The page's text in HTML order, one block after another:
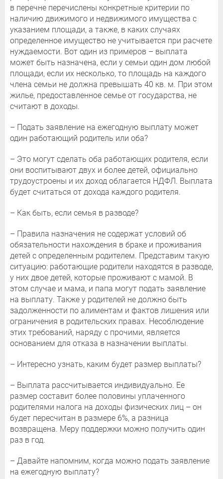
в перечне перечислены конкретные критерии по
наличию движимого и недвижимого имущества с
указанием площади, а также, в каких случаях
определенное имущество не учитывается при расчете
нуждаемости. Вот один из примеров – выплата
может быть назначена, если у семьи один дом любой
площади, если их несколько, то площадь на каждого
члена семьи не должна превышать 40 кв. м. При этом
жилье, предоставленное семье от государства, не
считают в доходы.
– Подать заявление на ежегодную выплату может
один работающий родитель или оба?
– Это могут сделать оба работающих родителя, если
они воспитывают двух и более детей, официально
трудоустроены и их доход облагается НДФЛ. Выплата
будет считаться от дохода каждого родителя.
– Как быть, если семья в разводе?
– Правила назначения не содержат условий об
обязательности нахождения в браке и проживания
детей с определенным родителем. Представим такую
ситуацию: работающие родители находятся в разводе,
у них двое детей, которые проживают с мамой. В
этом случае и мама, и папа могут подать заявление
на выплату. Также у родителей не должно быть
задолженности по алиментам и фактов лишения или
ограничения в родительских правах. Несоблюдение
этих требований, наряду с прочими, является
основанием для отказа в назначении выплаты.
– Интересно узнать, каким будет размер выплаты?
– Выплата рассчитывается индивидуально. Ее
размер составит более половины уплаченного
родителями налога на доходы физических лиц – он
будет пересчитан в размере 6%, а разница
возвращена. Меру поддержки можно получить один
раз в год.
– Давайте напомним, когда можно подать заявление
на ежегодную выплату?